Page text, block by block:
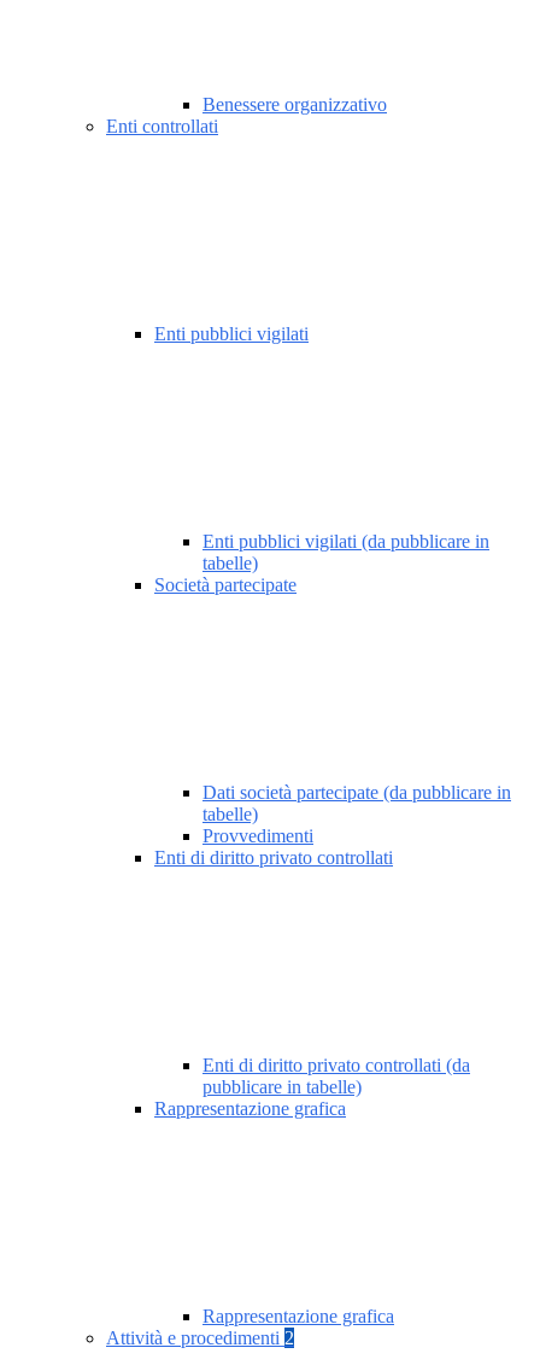
Benessere organizzativo
Enti controllati
Enti pubblici vigilati
Enti pubblici vigilati (da pubblicare in
tabelle)
Società partecipate
Dati società partecipate (da pubblicare in
tabelle)
Provvedimenti
Enti di diritto privato controllati
Enti di diritto privato controllati (da
pubblicare in tabelle)
Rappresentazione grafica
Rappresentazione grafica
Attività e procedimenti 2